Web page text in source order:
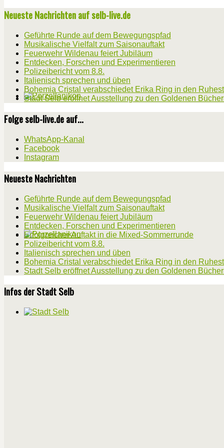
Neueste Nachrichten auf selb-live.de
Geführte Runde auf dem Bewegungspfad
Musikalische Vielfalt zum Saisonauftakt
Feuerwehr Wildenau feiert Jubiläum
Entdecken, Forschen und Experimentieren
Polizeibericht vom 8.8.
Italienisch sprechen und üben
Bohemia Cristal verabschiedet Erika Ring in den
Stadt Selb eröffnet Ausstellung zu den Goldenen
Folge selb-live.de auf...
WhatsApp-Kanal
Facebook
Instagram
Neueste Nachrichten
Geführte Runde auf dem Bewegungspfad
Musikalische Vielfalt zum Saisonauftakt
Feuerwehr Wildenau feiert Jubiläum
Entdecken, Forschen und Experimentieren
Erfolgreicher Auftakt in die Mixed-Sommerrunde
Polizeibericht vom 8.8.
Italienisch sprechen und üben
Bohemia Cristal verabschiedet Erika Ring in den
Stadt Selb eröffnet Ausstellung zu den Goldenen
Infos der Stadt Selb